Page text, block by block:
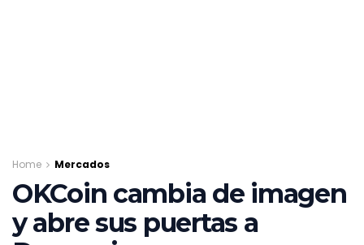
Home Mercados
OKCoin cambia de imagen
y abre sus puertas a